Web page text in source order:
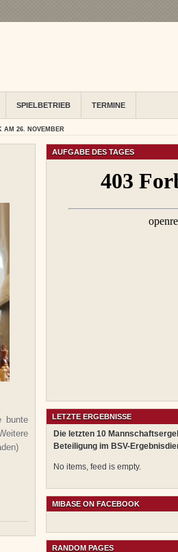
SPIELBETRIEB TERMINE
AM 26. NOVEMBER
bunte
AUFGABE DES TAGES
LETZTE ERGEBNISSE
Die letzten 10
Beteiligung im BSV-
No items, feed is empty.
MIBASE ON FACEBOOK
RANDOM PAGES